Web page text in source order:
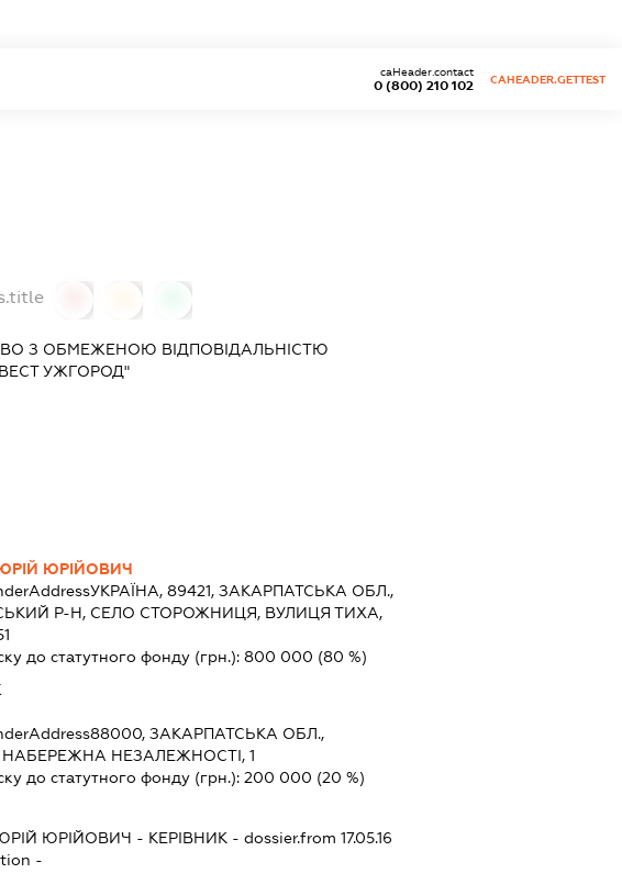
0 (800) 210 102
caHeader.contact
CAHEADER.GETTEST
З ОБМЕЖЕНОЮ ВІДПОВІДАЛЬНІСТЮ
УЖГОРОД"
ЮРІЙОВИЧ
УКРАЇНА, 89421, ЗАКАРПАТСЬКА ОБЛ.,
Р-Н, СЕЛО СТОРОЖНИЦЯ, ВУЛИЦЯ ТИХА,
до статутного фонду (грн.):800 000 (80 %)
88000, ЗАКАРПАТСЬКА ОБЛ.,
НЕЗАЛЕЖНОСТІ, 1
до статутного фонду (грн.):200 000 (20 %)
ЮРІЙОВИЧ - КЕРІВНИК - dossier.from 17.05.16
-